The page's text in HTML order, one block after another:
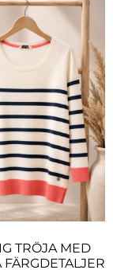
TRÖJA MED
FÄRGDETALJER